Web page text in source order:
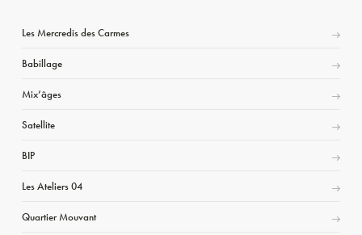
Les Mercredis des Carmes
Babillage
Mix’âges
Satellite
BIP
Les Ateliers 04
Quartier Mouvant